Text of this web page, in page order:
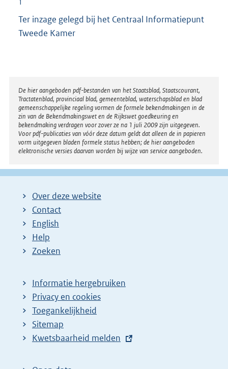
1
Ter inzage gelegd bij het Centraal Informatiepunt
Tweede Kamer
Disclaimer
De hier aangeboden pdf-bestanden van het Staatsblad, Staatscourant,
Tractatenblad, provinciaal blad, gemeenteblad, waterschapsblad en blad
gemeenschappelijke regeling vormen de formele bekendmakingen in de
zin van de Bekendmakingswet en de Rijkswet goedkeuring en
bekendmaking verdragen voor zover ze na 1 juli 2009 zijn uitgegeven.
Voor pdf-publicaties van vóór deze datum geldt dat alleen de in papieren
vorm uitgegeven bladen formele status hebben; de hier aangeboden
elektronische versies daarvan worden bij wijze van service aangeboden.
Over deze website
Contact
English
Help
Zoeken
Informatie hergebruiken
Privacy en cookies
Toegankelijkheid
Sitemap
E
t
Kwetsbaarheid melden